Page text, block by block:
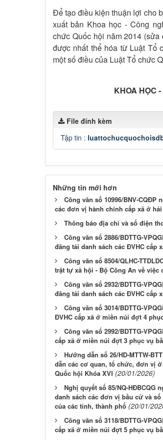
Để tạo điều kiện thuận lợi cho
xuất bản Khoa học - Công
chức Quốc hội năm 2014
được nhất thể hóa từ Luật Tổ
một số điều của Luật Tổ chức
KHOA HỌC
File đính kèm
Tập tin :
Những tin mới hơn
Công văn số 10996/BNV-CQĐP
các đơn vị hành chính cấp xã ở
Thông báo địa chỉ và số điện
Công văn số 2886/BDTTG-
đăng tải danh sách các ĐVHC
Công văn số 8504/QLHC-
trật tự xã hội - Bộ Công An về
Công văn số 2932/BDTTG-
đăng tải danh sách các ĐVHC
Công văn số 3014/BDTTG-
ĐVHC cấp xã ở miền núi đợt 4
Công văn số 2992/BDTTG-
cấp xã ở miền núi đợt 3 phục vụ
Hướng dẫn số 26/HD-MTTW-
dẫn các cơ quan, tổ chức, đơn vị
Quốc hội Khóa XVI (20/01/2026)
Nghị quyết số 85/NQ-HĐBCQG
danh sách các đơn vị bầu cử và
của các tỉnh, thành phố (20/01/
Công văn số 3118/BDTTG-
cấp xã ở miền núi đợt 5 phục vụ